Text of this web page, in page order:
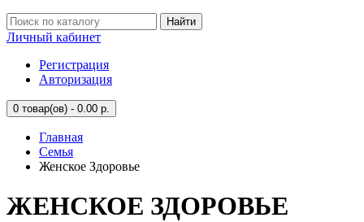
Найти
Личный кабинет
Регистрация
Авторизация
0 товар(ов) - 0.00 р.
Главная
Семья
Женское Здоровье
ЖЕНСКОЕ ЗДОРОВЬЕ